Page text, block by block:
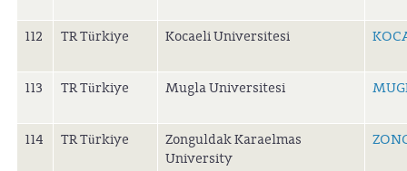
112 TR Türkiye Kocaeli Universitesi
113 TR Türkiye Mugla Universitesi
114 TR Türkiye
Zonguldak Karaelmas
University